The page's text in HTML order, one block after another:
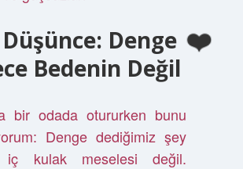
Denge
Bedenin Değil
bir odada otururken bunu
Denge dediğimiz şey
iç kulak meselesi değil.